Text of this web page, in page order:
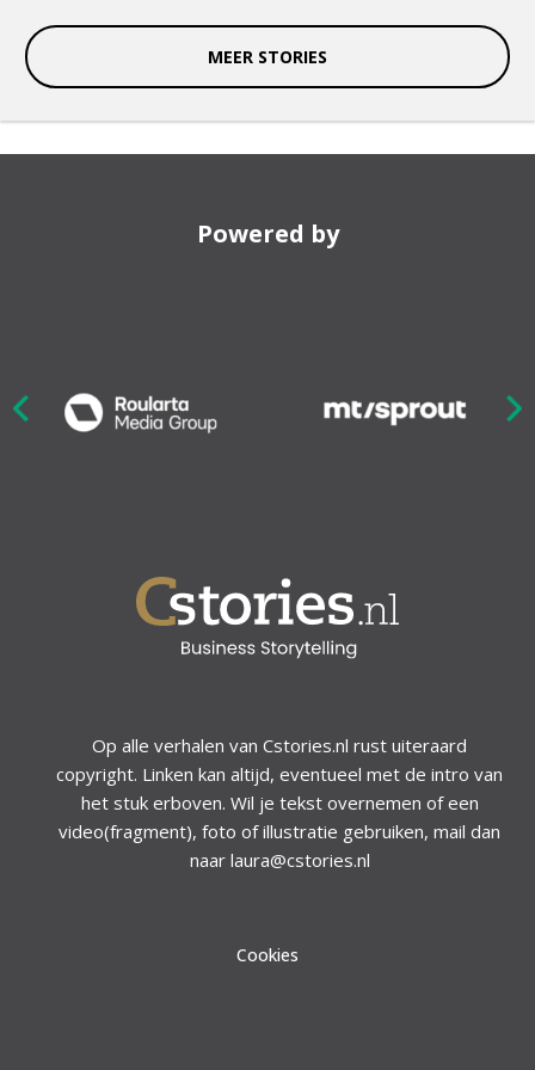
MEER STORIES
Powered by
Op alle verhalen van Cstories.nl rust uiteraard
copyright. Linken kan altijd, eventueel met de intro van
het stuk erboven. Wil je tekst overnemen of een
video(fragment), foto of illustratie gebruiken, mail dan
naar laura@cstories.nl
Cookies